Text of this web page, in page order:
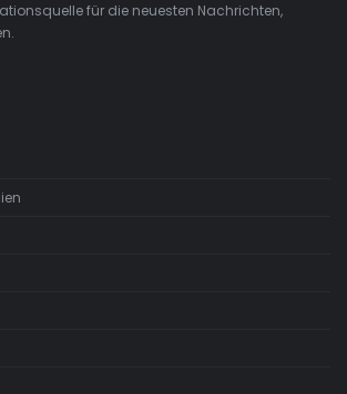
für die neuesten Nachrichten,